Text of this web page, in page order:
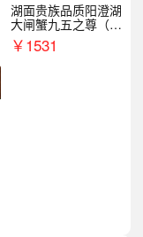
湖面贵族品质阳澄湖
大闸蟹九五之尊（卡
券）5188型
￥1531